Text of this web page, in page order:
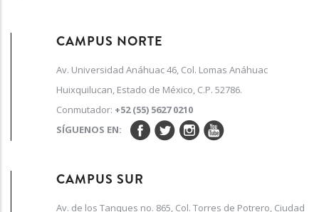
CAMPUS NORTE
Av. Universidad Anáhuac 46, Col. Lomas Anáhuac
Huixquilucan, Estado de México, C.P. 52786.
Conmutador: +52 (55) 5627 0210
SÍGUENOS EN:
CAMPUS SUR
Av. de los Tanques no. 865, Col. Torres de Potrero, Ciudad